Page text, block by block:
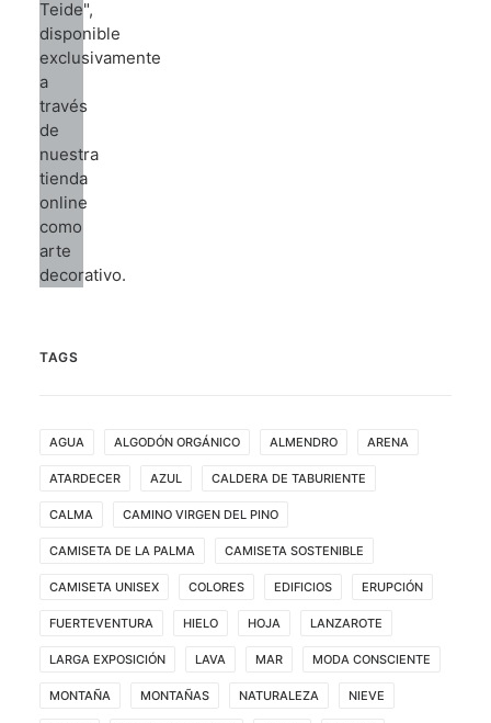
TAGS
AGUA ALGODÓN ORGÁNICO ALMENDRO ARENA
ATARDECER AZUL CALDERA DE TABURIENTE
CALMA CAMINO VIRGEN DEL PINO
CAMISETA DE LA PALMA CAMISETA SOSTENIBLE
CAMISETA UNISEX COLORES EDIFICIOS ERUPCIÓN
FUERTEVENTURA HIELO HOJA LANZAROTE
LARGA EXPOSICIÓN LAVA MAR MODA CONSCIENTE
MONTAÑA MONTAÑAS NATURALEZA NIEVE